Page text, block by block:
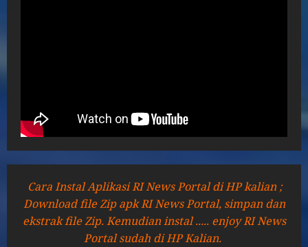
Cara Instal Aplikasi RI News Portal di HP kalian ;
Download file Zip apk RI News Portal, simpan dan
ekstrak file Zip. Kemudian instal ..... enjoy RI News
Portal sudah di HP Kalian.